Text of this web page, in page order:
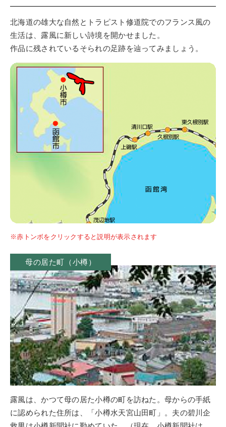
北海道の雄大な自然とトラピスト修道院でのフランス風の
生活は、露風に新しい詩境を開かせました。
作品に残されているそられの足跡を辿ってみましょう。
※赤トンボをクリックすると説明が表示されます
母の居た町（小樽）
露風は、かつて母の居た小樽の町を訪ねた。母からの手紙
に認められた住所は、「小樽水天宮山田町」。夫の碧川企